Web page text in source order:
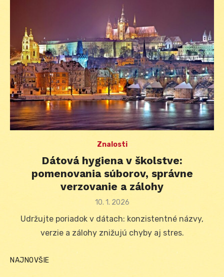
Znalosti
Dátová hygiena v školstve:
pomenovania súborov, správne
verzovanie a zálohy
Posted
10. 1. 2026
Udržujte poriadok v dátach: konzistentné názvy,
verzie a zálohy znižujú chyby aj stres.
NAJNOVŠIE